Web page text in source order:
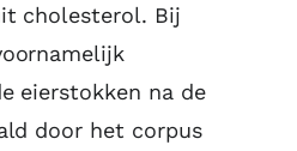
cholesterol. Bij
eierstokken na de
door het corpus